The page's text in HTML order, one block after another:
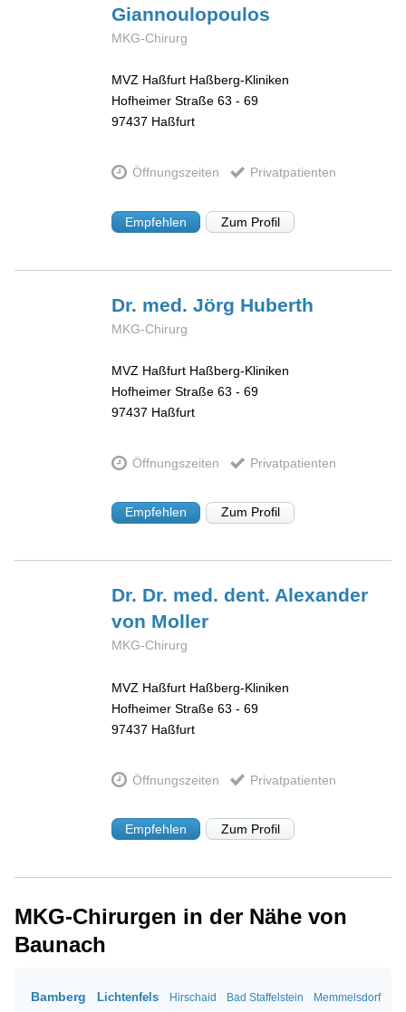
Giannoulopoulos
MKG-Chirurg
MVZ Haßfurt Haßberg-Kliniken
Hofheimer Straße 63 - 69
97437 Haßfurt
Öffnungszeiten Privatpatienten
Empfehlen Zum Profil
Dr. med. Jörg Huberth
MKG-Chirurg
MVZ Haßfurt Haßberg-Kliniken
Hofheimer Straße 63 - 69
97437 Haßfurt
Öffnungszeiten Privatpatienten
Empfehlen Zum Profil
Dr. Dr. med. dent. Alexander
von Moller
MKG-Chirurg
MVZ Haßfurt Haßberg-Kliniken
Hofheimer Straße 63 - 69
97437 Haßfurt
Öffnungszeiten Privatpatienten
Empfehlen Zum Profil
MKG-Chirurgen in der Nähe von
Baunach
Bamberg Lichtenfels Hirschaid Bad Staffelstein
Memmelsdorf